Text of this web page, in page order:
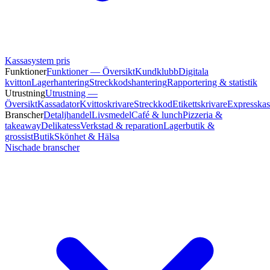
Kassasystem pris
FunktionerFunktioner — ÖversiktKundklubbDigitala
kvittonLagerhanteringStreckkodshanteringRapportering & statistik
UtrustningUtrustning —
ÖversiktKassadatorKvittoskrivareStreckkodEtikettskrivare
BranscherDetaljhandelLivsmedelCafé & lunchPizzeria &
takeawayDelikatessVerkstad & reparationLagerbutik &
grossistButikSkönhet & Hälsa
Nischade branscher